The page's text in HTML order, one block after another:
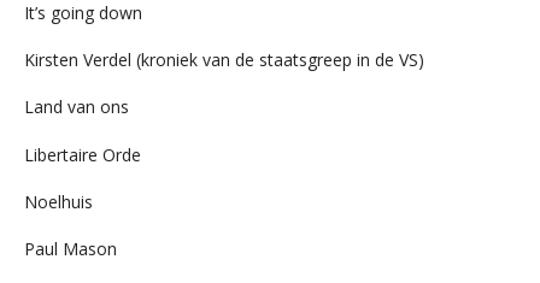
It’s going down
Kirsten Verdel (kroniek van de staatsgreep in de VS)
Land van ons
Libertaire Orde
Noelhuis
Paul Mason